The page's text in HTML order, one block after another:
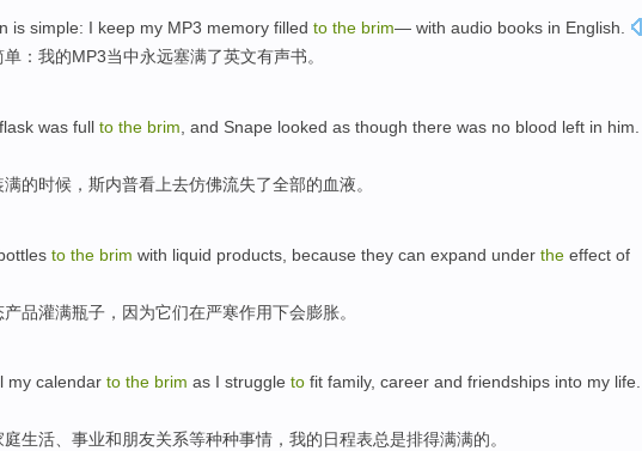
is simple: I keep my MP3 memory filled to the brim— with audio books in English
： 我的MP3当中永远塞满了英文有声书。
flask was full to the brim , and Snape looked as though there was no blood left in him.
满的时候， 斯内普看上去仿佛流失了全部的血液。
to the brim with liquid products because they can expand under the effect of
产品灌满瓶子 ， 因为它们在严寒作用下会膨胀。
my calendar to the brim as I struggle to fit family, career and friendships into my life.
庭生活、 事业和朋友关系等种种事情， 我的日程表总是排得满满的。